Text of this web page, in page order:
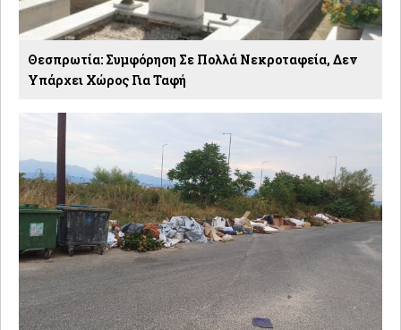
Θεσπρωτία: Συμφόρηση Σε Πολλά Νεκροταφεία, Δεν
Υπάρχει Χώρος Για Ταφή